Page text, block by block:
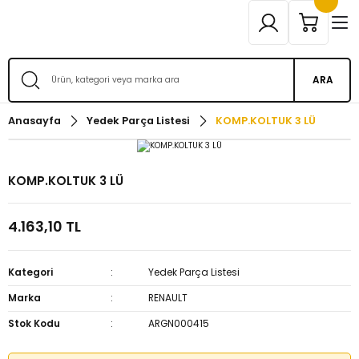
ARA
Anasayfa Yedek Parça Listesi KOMP.KOLTUK 3 LÜ
KOMP.KOLTUK 3 LÜ
4.163,10 TL
Kategori
Yedek Parça Listesi
Marka
RENAULT
Stok Kodu
ARGN000415